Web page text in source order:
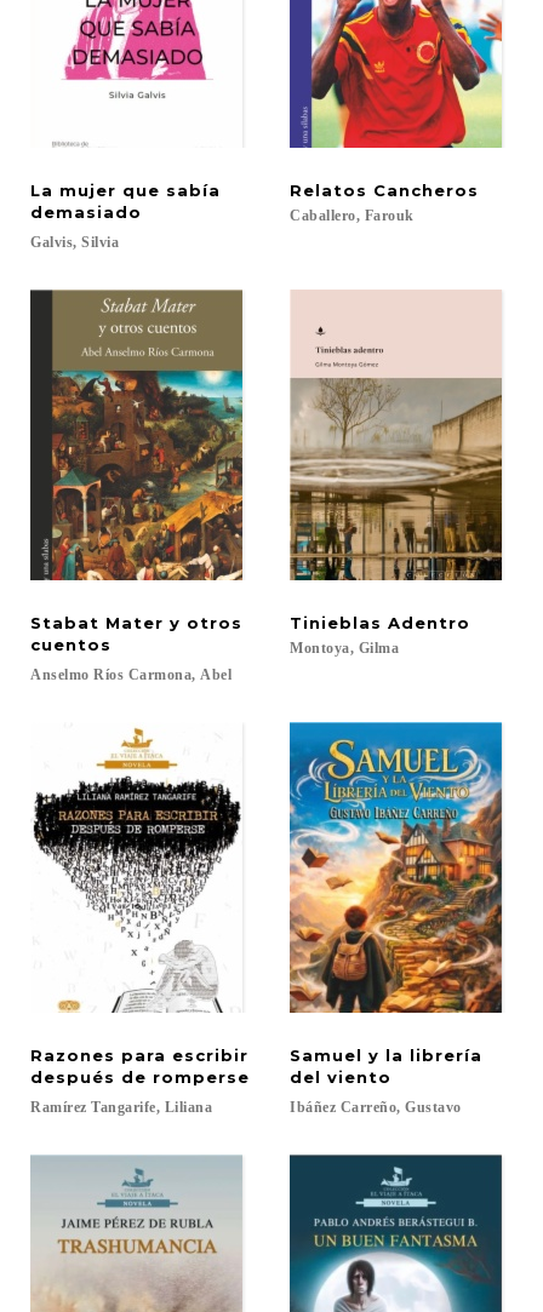
La mujer que sabía
demasiado
Galvis, Silvia
Relatos Cancheros
Caballero, Farouk
Stabat Mater y otros
cuentos
Anselmo Ríos Carmona, Abel
Tinieblas Adentro
Montoya, Gilma
Razones para escribir
después de romperse
Ramírez Tangarife, Liliana
Samuel y la librería
del viento
Ibáñez Carreño, Gustavo